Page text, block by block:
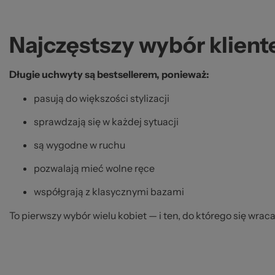
Najczęstszy wybór
Długie uchwyty są bestsellerem, ponieważ:
pasują do większości stylizacji
sprawdzają się w każdej sytuacji
są wygodne w ruchu
pozwalają mieć wolne ręce
współgrają z klasycznymi bazami
To pierwszy wybór wielu kobiet — i ten, do którego się